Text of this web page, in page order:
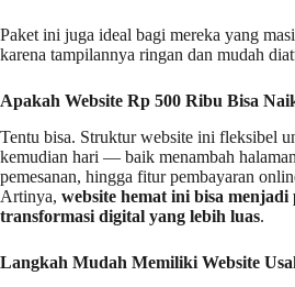
Paket ini juga ideal bagi mereka yang
karena tampilannya ringan dan mudah
Apakah Website Rp 500 Ribu Bisa
Tentu bisa. Struktur website ini fleksibel
kemudian hari — baik menambah
pemesanan, hingga fitur pembayaran
Artinya, website hemat ini bisa
transformasi digital yang lebih luas.
Langkah Mudah Memiliki Website